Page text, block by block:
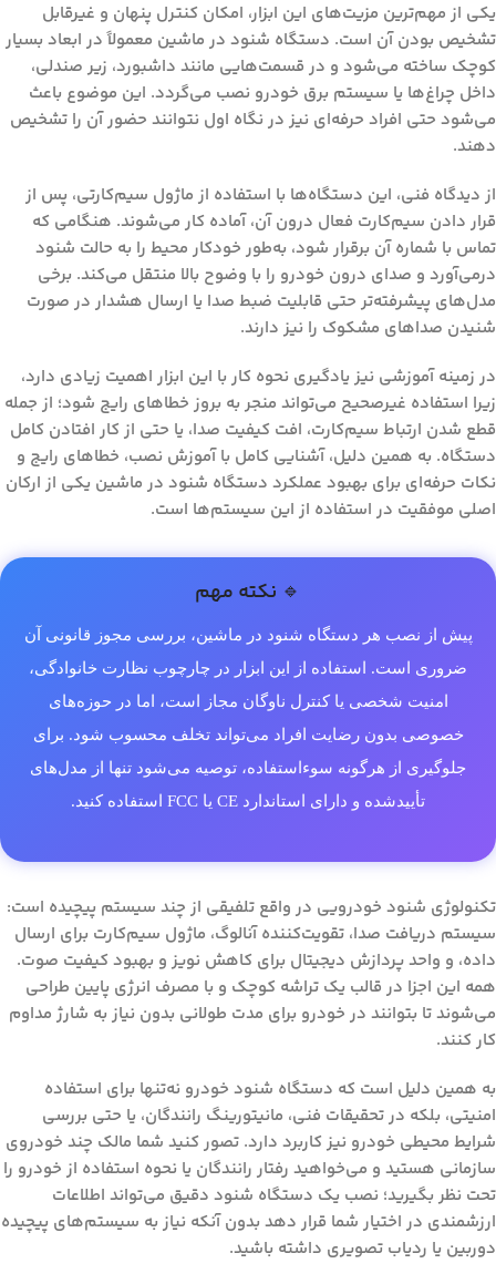
یکی از مهم‌ترین مزیت‌های این ابزار، امکان کنترل پنهان و غیرقابل
تشخیص بودن آن است. دستگاه شنود در ماشین معمولاً در ابعاد بسیار
کوچک ساخته می‌شود و در قسمت‌هایی مانند داشبورد، زیر صندلی،
داخل چراغ‌ها یا سیستم برق خودرو نصب می‌گردد. این موضوع باعث
می‌شود حتی افراد حرفه‌ای نیز در نگاه اول نتوانند حضور آن را تشخیص
دهند.
از دیدگاه فنی، این دستگاه‌ها با استفاده از ماژول سیم‌کارتی، پس از
قرار دادن سیم‌کارت فعال درون آن، آماده کار می‌شوند. هنگامی که
تماس با شماره آن برقرار شود، به‌طور خودکار محیط را به حالت شنود
درمی‌آورد و صدای درون خودرو را با وضوح بالا منتقل می‌کند. برخی
مدل‌های پیشرفته‌تر حتی قابلیت ضبط صدا یا ارسال هشدار در صورت
شنیدن صداهای مشکوک را نیز دارند.
در زمینه آموزشی نیز یادگیری نحوه کار با این ابزار اهمیت زیادی دارد،
زیرا استفاده غیرصحیح می‌تواند منجر به بروز خطاهای رایج شود؛ از جمله
قطع شدن ارتباط سیم‌کارت، افت کیفیت صدا، یا حتی از کار افتادن کامل
دستگاه. به همین دلیل، آشنایی کامل با آموزش نصب، خطاهای رایج و
نکات حرفه‌ای برای بهبود عملکرد دستگاه شنود در ماشین یکی از ارکان
اصلی موفقیت در استفاده از این سیستم‌ها است.
🔹 نکته مهم
پیش از نصب هر دستگاه شنود در ماشین، بررسی مجوز قانونی آن
ضروری است. استفاده از این ابزار در چارچوب نظارت خانوادگی،
امنیت شخصی یا کنترل ناوگان مجاز است، اما در حوزه‌های
خصوصی بدون رضایت افراد می‌تواند تخلف محسوب شود. برای
جلوگیری از هرگونه سوءاستفاده، توصیه می‌شود تنها از مدل‌های
تأییدشده و دارای استاندارد CE یا FCC استفاده کنید.
تکنولوژی شنود خودرویی در واقع تلفیقی از چند سیستم پیچیده است:
سیستم دریافت صدا، تقویت‌کننده آنالوگ، ماژول سیم‌کارت برای ارسال
داده، و واحد پردازش دیجیتال برای کاهش نویز و بهبود کیفیت صوت.
همه این اجزا در قالب یک تراشه کوچک و با مصرف انرژی پایین طراحی
می‌شوند تا بتوانند در خودرو برای مدت طولانی بدون نیاز به شارژ مداوم
کار کنند.
به همین دلیل است که دستگاه شنود خودرو نه‌تنها برای استفاده
امنیتی، بلکه در تحقیقات فنی، مانیتورینگ رانندگان، یا حتی بررسی
شرایط محیطی خودرو نیز کاربرد دارد. تصور کنید شما مالک چند خودروی
سازمانی هستید و می‌خواهید رفتار رانندگان یا نحوه استفاده از خودرو را
تحت نظر بگیرید؛ نصب یک دستگاه شنود دقیق می‌تواند اطلاعات
ارزشمندی در اختیار شما قرار دهد بدون آنکه نیاز به سیستم‌های پیچیده
دوربین یا ردیاب تصویری داشته باشید.